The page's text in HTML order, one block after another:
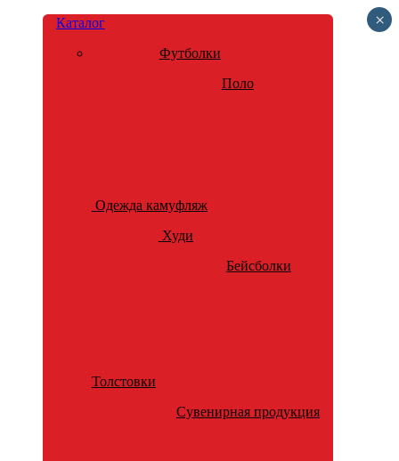
Каталог
Футболки
Поло
Одежда камуфляж
Худи
Бейсболки
Толстовки
Сувенирная продукция
×